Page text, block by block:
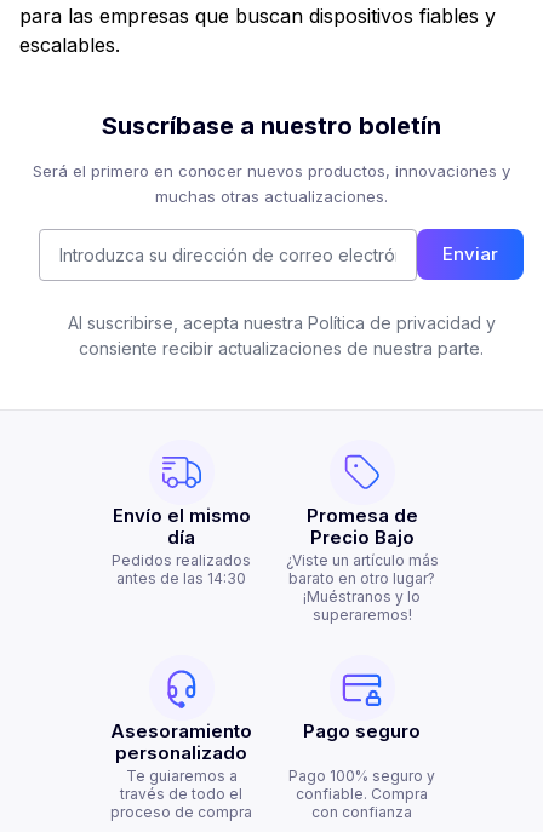
para las empresas que buscan dispositivos fiables y
escalables.
Suscríbase a nuestro boletín
Será el primero en conocer nuevos productos, innovaciones y
muchas otras actualizaciones.
Enviar
Al suscribirse, acepta nuestra Política de privacidad y
consiente recibir actualizaciones de nuestra parte.
Envío el mismo
día
Pedidos realizados
antes de las 14:30
Promesa de
Precio Bajo
¿Viste un artículo más
barato en otro lugar?
¡Muéstranos y lo
superaremos!
Asesoramiento
personalizado
Te guiaremos a
través de todo el
proceso de compra
Pago seguro
Pago 100% seguro y
confiable. Compra
con confianza